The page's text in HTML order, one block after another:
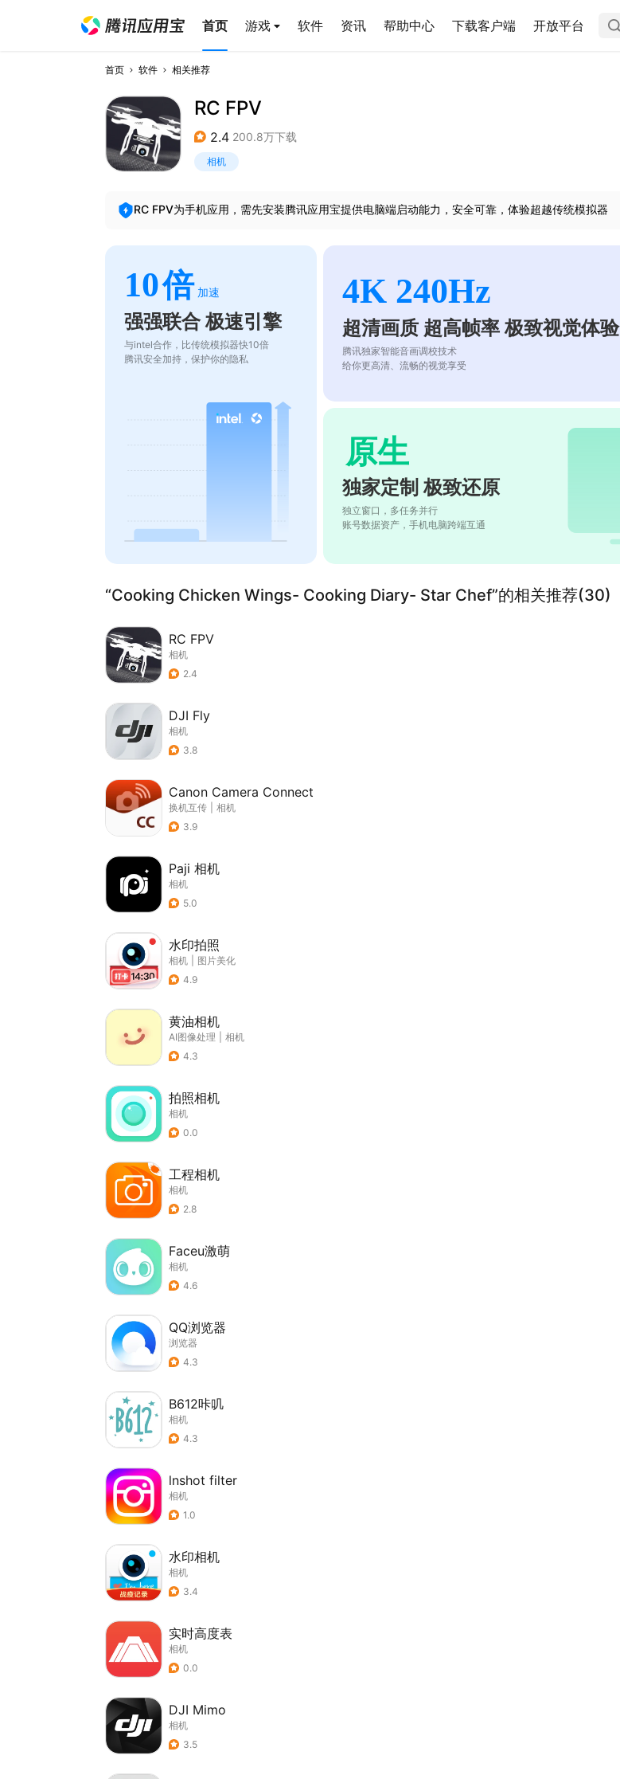
首页 游戏 软件 资讯 帮助中心 下载客户端 开放平台
首页 软件 相关推荐
RC FPV
2.4 200.8万下载
相机
RC FPV为手机应用，需先安装腾讯应用宝提供电脑端启动能力，安全可靠，体验超越传统模拟器
10倍 加速
强强联合 极速引擎
与intel合作，比传统模拟器快10倍
腾讯安全加持，保护你的隐私
4K 240Hz
超清画质 超高帧率 极致视觉体验
腾讯独家智能音画调校技术
给你更高清、流畅的视觉享受
原生
独家定制 极致还原
独立窗口，多任务并行
账号数据资产，手机电脑跨端互通
“Cooking Chicken Wings- Cooking Diary- Star Chef”的相关推荐(30)
RC FPV
相机
2.4
DJI Fly
相机
3.8
Canon Camera Connect
换机互传
相机
3.9
Paji 相机
相机
5.0
水印拍照
相机
图片美化
4.9
黄油相机
AI图像处理
相机
4.3
拍照相机
相机
0.0
工程相机
相机
2.8
Faceu激萌
相机
4.6
QQ浏览器
浏览器
4.3
B612咔叽
相机
4.3
lnshot filter
相机
1.0
水印相机
相机
3.4
实时高度表
相机
0.0
DJI Mimo
相机
3.5